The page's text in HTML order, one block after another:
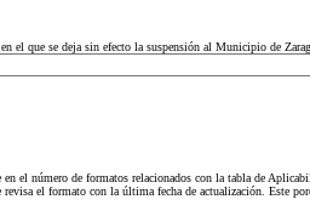
en el que se deja sin efecto la suspensión al Municipio de
el número de formatos relacionados con la tabla de
el formato con la última fecha de actualización.